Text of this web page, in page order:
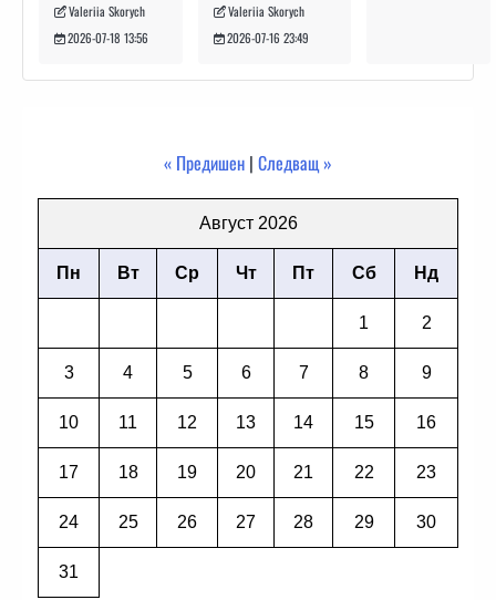
Valeriia Skorych
2026-07-18 13:56
Valeriia Skorych
2026-07-16 23:49
« Предишен | Следващ »
Август 2026
Пн Вт Ср Чт Пт Сб Нд
1 2
3 4 5 6 7 8 9
10 11 12 13 14 15 16
17 18 19 20 21 22 23
24 25 26 27 28 29 30
31